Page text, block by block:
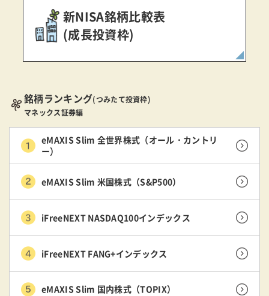
新NISA銘柄比較表
(成長投資枠)
銘柄ランキング(つみたて投資枠)
マネックス証券編
eMAXIS Slim 全世界株式（オール・カントリ
ー）
eMAXIS Slim 米国株式（S&P500）
iFreeNEXT NASDAQ100インデックス
iFreeNEXT FANG+インデックス
eMAXIS Slim 国内株式（TOPIX）